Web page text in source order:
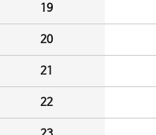
19
20
21
22